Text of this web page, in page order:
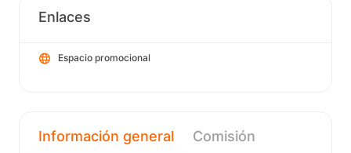
Enlaces
Espacio promocional
Información general Comisión